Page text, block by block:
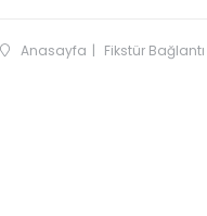
Anasayfa Fikstür